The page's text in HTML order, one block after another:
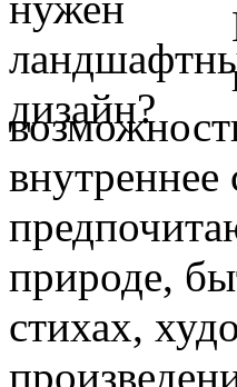
природе,
стихах,